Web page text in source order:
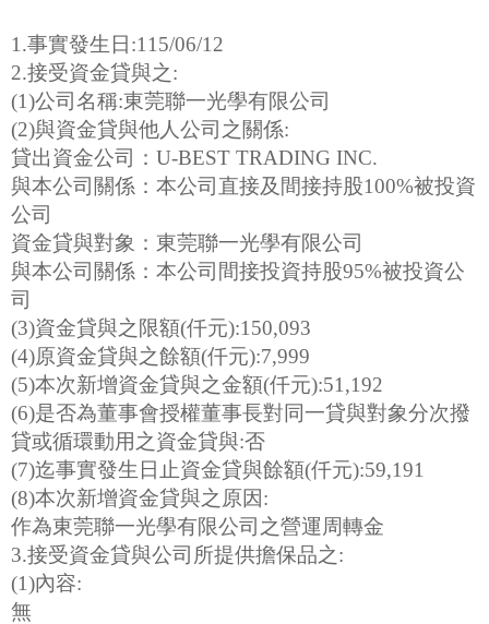
1.事實發生日:115/06/12
2.接受資金貸與之:
(1)公司名稱:東莞聯一光學有限公司
(2)與資金貸與他人公司之關係:
貸出資金公司：U-BEST TRADING INC.
與本公司關係：本公司直接及間接持股100%被投資
公司
資金貸與對象：東莞聯一光學有限公司
與本公司關係：本公司間接投資持股95%被投資公
司
(3)資金貸與之限額(仟元):150,093
(4)原資金貸與之餘額(仟元):7,999
(5)本次新增資金貸與之金額(仟元):51,192
(6)是否為董事會授權董事長對同一貸與對象分次撥
貸或循環動用之資金貸與:否
(7)迄事實發生日止資金貸與餘額(仟元):59,191
(8)本次新增資金貸與之原因:
作為東莞聯一光學有限公司之營運周轉金
3.接受資金貸與公司所提供擔保品之:
(1)內容:
無